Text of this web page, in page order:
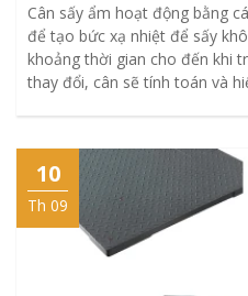
Cân sấy ẩm hoạt động bằng
để tạo bức xạ nhiệt để sấy
khoảng thời gian cho đến khi
thay đổi, cân sẽ tính toán và
10
Th 09